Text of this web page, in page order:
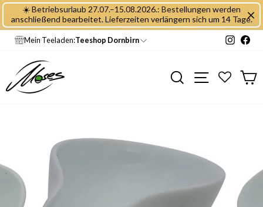
Direkt
zum
Inhalt
☀️ Betriebsurlaub 27.07.–15.08.2026.: Bestellungen werden
anschließend bearbeitet. Lieferzeiten verlängern sich um 14 Tage.
Mein Teeladen:Teeshop Dornbirn
Suche